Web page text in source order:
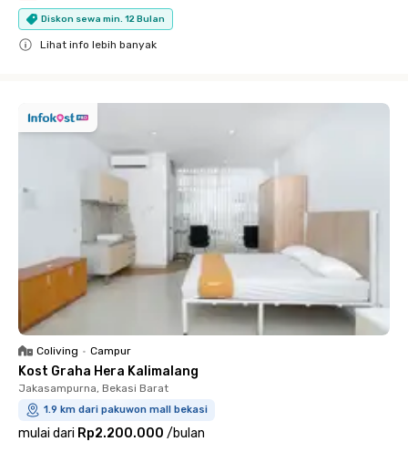
Diskon sewa min. 12 Bulan
Lihat info lebih banyak
Coliving • Campur
Kost Graha Hera Kalimalang
Jakasampurna, Bekasi Barat
1.9 km dari pakuwon mall bekasi
mulai dari Rp2.200.000 /bulan